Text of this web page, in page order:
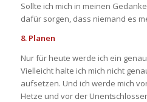
Sollte ich mich in meinen
dafür sorgen, dass niemand es
8. Planen
Nur für heute werde ich ein
Vielleicht halte ich mich nicht
aufsetzen. Und ich werde mich
Hetze und vor der